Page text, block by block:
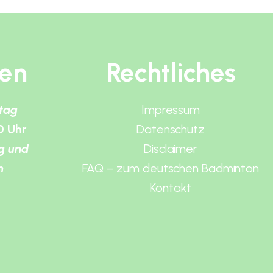
Uhr
und
Rechtliches
Impressum
Datenschutz
Disclaimer
FAQ – zum deutschen Badminton
Kontakt